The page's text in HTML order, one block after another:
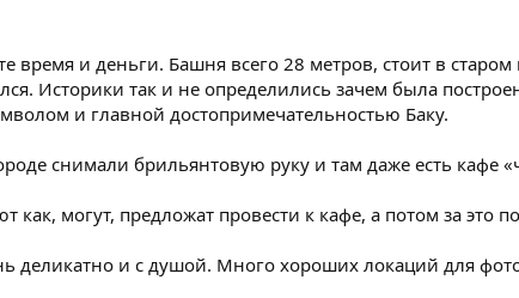
время и деньги. Башня всего 28 метров, стоит в
Историки так и не определились зачем была
и главной достопримечательностью Баку.
снимали брильянтовую руку и там даже есть кафе
могут, предложат провести к кафе, а потом за это
деликатно и с душой. Много хороших локаций для